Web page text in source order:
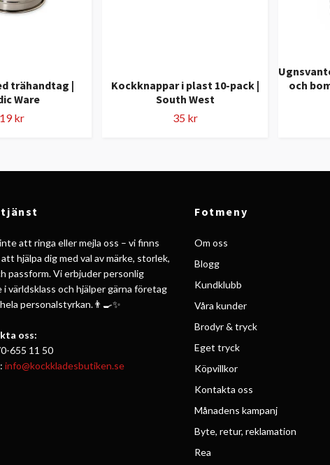
trähandtag |
Ware
kr
Kockknappar i plast 10-pack |
South West
35 kr
och
att ringa eller mejla oss – vi finns
hjälpa dig med val av märke, storlek,
passform. Vi erbjuder personlig
i världsklass och hjälper gärna företag
personalstyrkan.👨‍🍳✨
oss:
655 11 50
info@kockkladesbutiken.se
Fotmeny
Om oss
Blogg
Kundklubb
Våra kunder
Brodyr & tryck
Eget tryck
Köpvillkor
Kontakta oss
Månadens kampanj
Byte, retur, reklamation
Rea